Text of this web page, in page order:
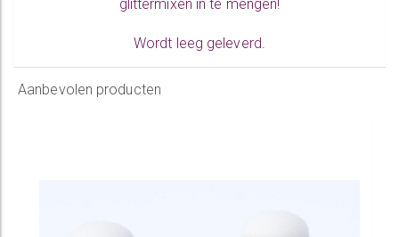
glittermixen in te mengen!
Wordt leeg geleverd.
Aanbevolen producten